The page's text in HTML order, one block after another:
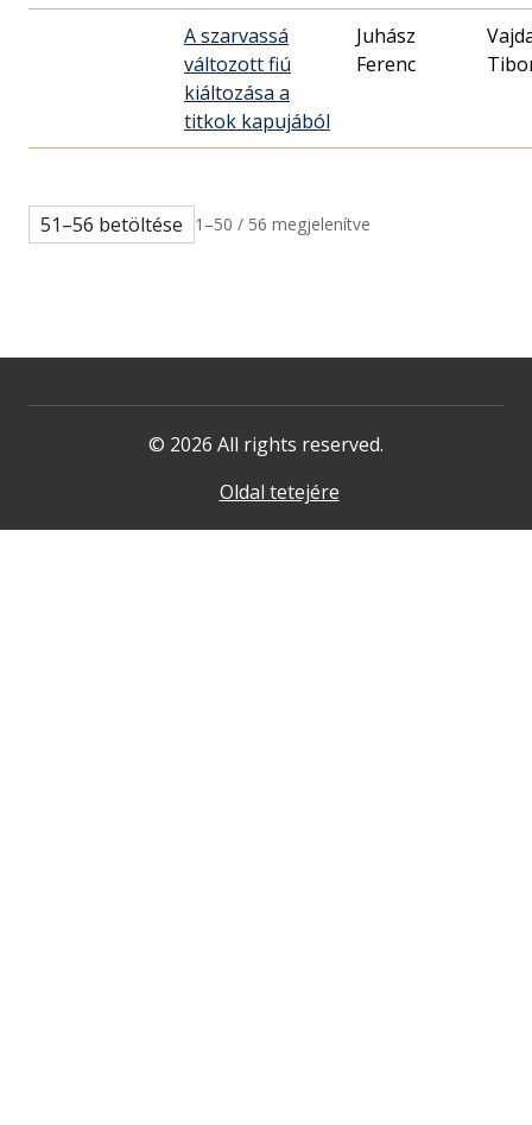
A szarvassá
változott fiú
kiáltozása a
titkok kapujából
Juhász
Ferenc
51–56 betöltése 1–50 / 56 megjelenítve
© 2026 All rights reserved.
Oldal tetejére